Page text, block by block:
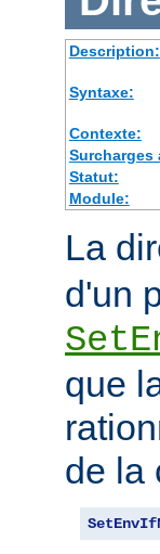
Description:
Syntaxe:
Contexte:
Surcharges
Statut:
Module:
La
d'un
que
de la